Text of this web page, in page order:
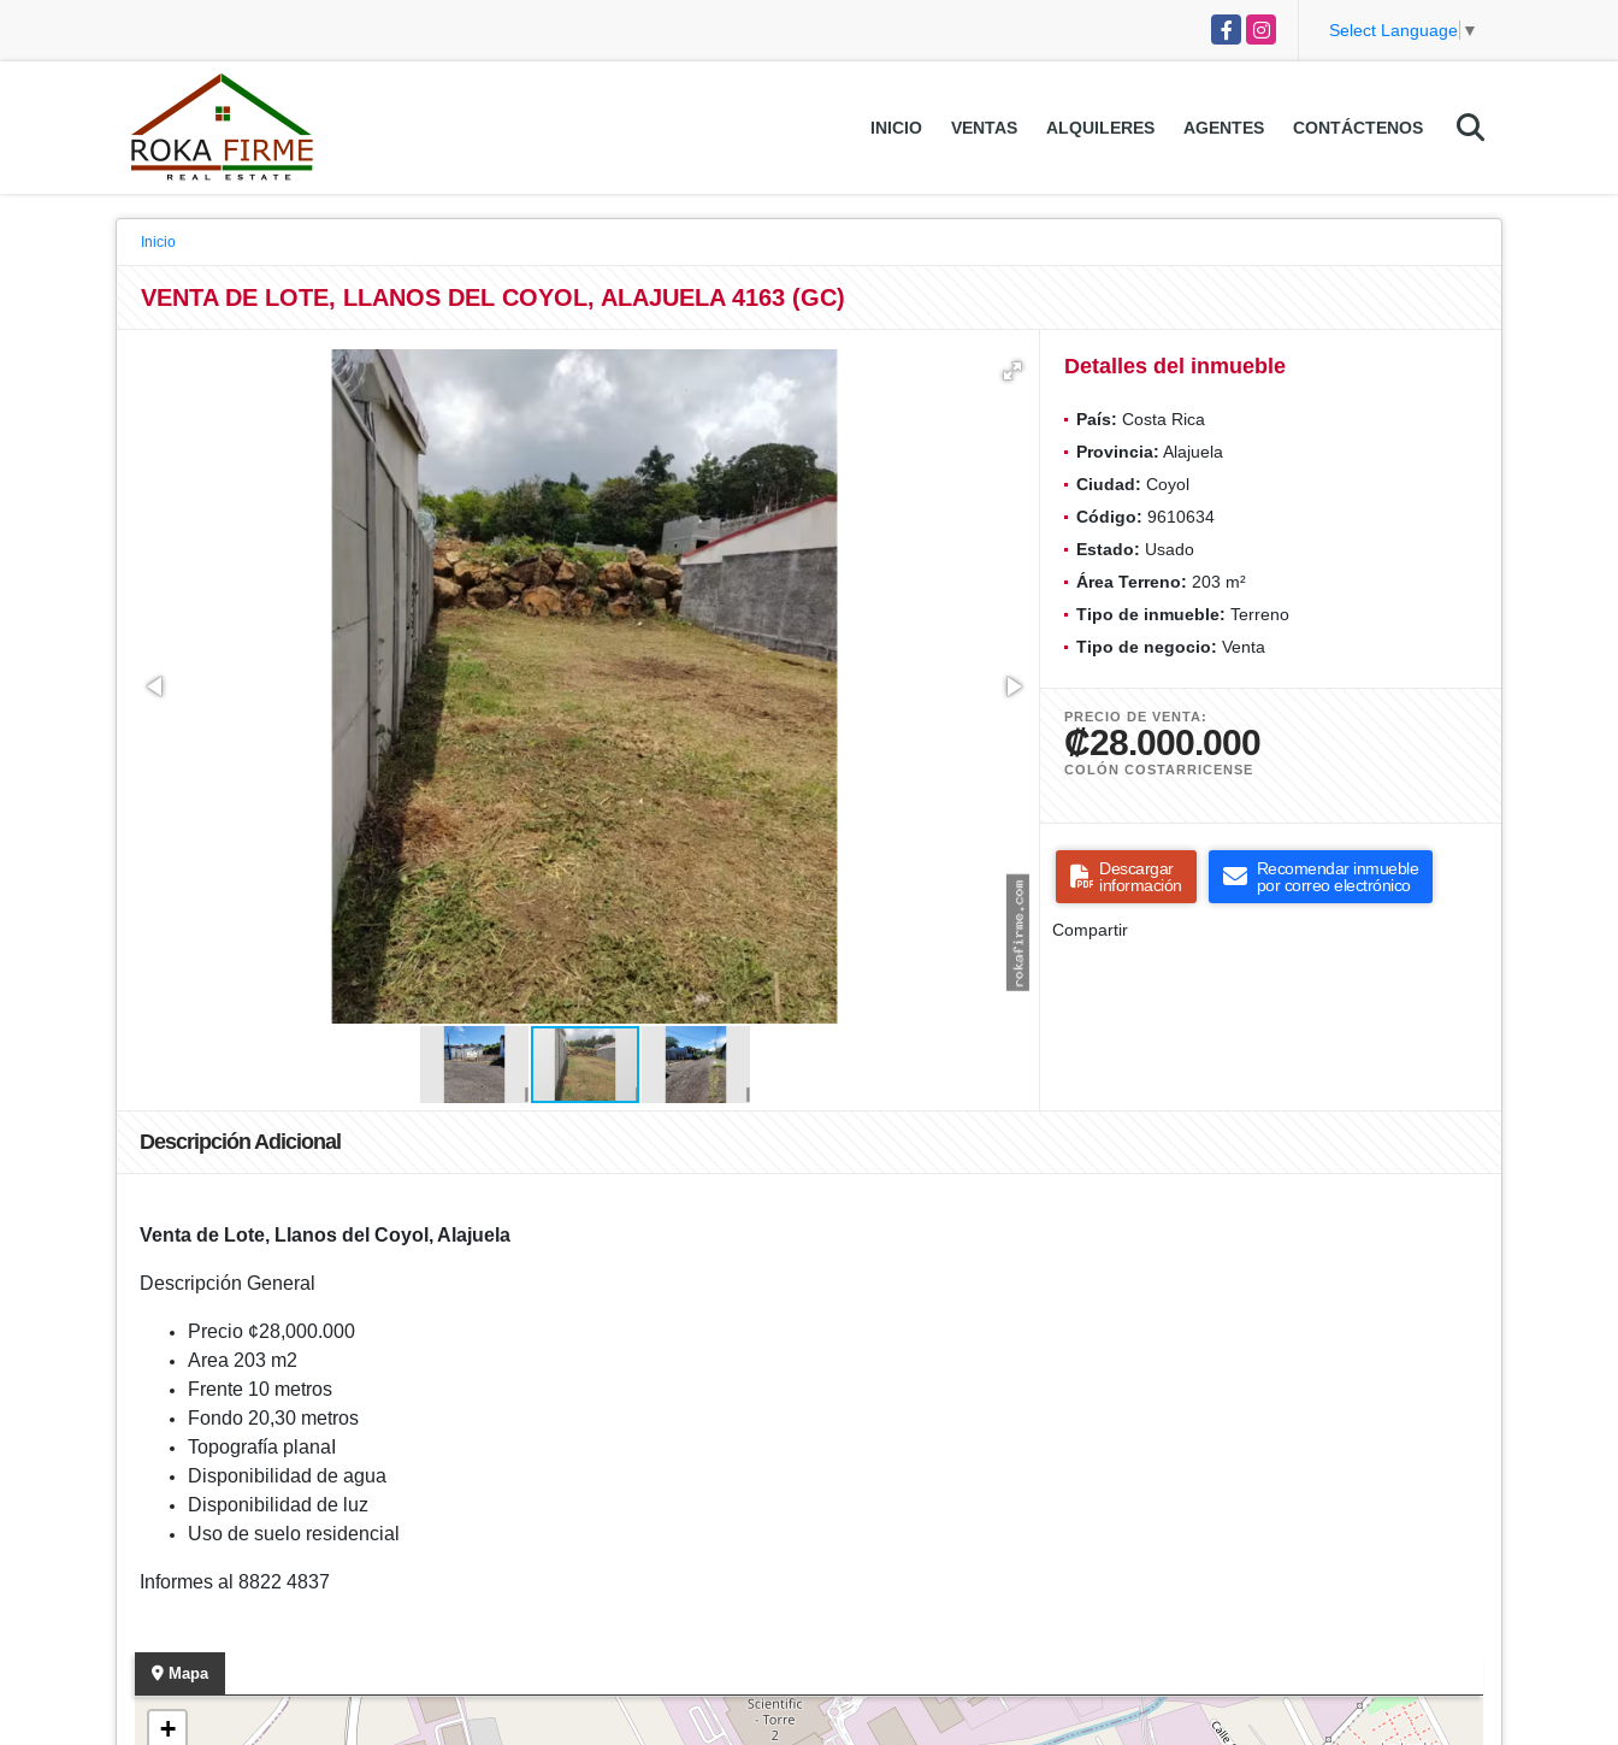
FacebookInstagram Select Language ▼
INICIO VENTAS ALQUILERES AGENTES CONTÁCTENOS
Inicio
VENTA DE LOTE, LLANOS DEL COYOL, ALAJUELA 4163 (GC)
Detalles del inmueble
País: Costa Rica
Provincia: Alajuela
Ciudad: Coyol
Código: 9610634
Estado: Usado
Área Terreno: 203 m²
Tipo de inmueble: Terreno
Tipo de negocio: Venta
PRECIO DE VENTA:
₡28.000.000
COLÓN COSTARRICENSE
Descargar
información
Recomendar inmueble
por correo electrónico
Compartir
Descripción Adicional
Venta de Lote, Llanos del Coyol, Alajuela
Descripción General
Precio ¢28,000.000
Area 203 m2
Frente 10 metros
Fondo 20,30 metros
Topografía planaI
Disponibilidad de agua
Disponibilidad de luz
Uso de suelo residencial
Informes al 8822 4837
Mapa
+